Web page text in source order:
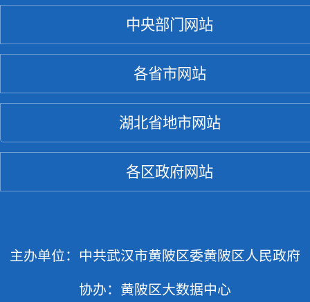
中央部门网站
各省市网站
湖北省地市网站
各区政府网站
主办单位：中共武汉市黄陂区委黄陂区人民政府
协办：黄陂区大数据中心